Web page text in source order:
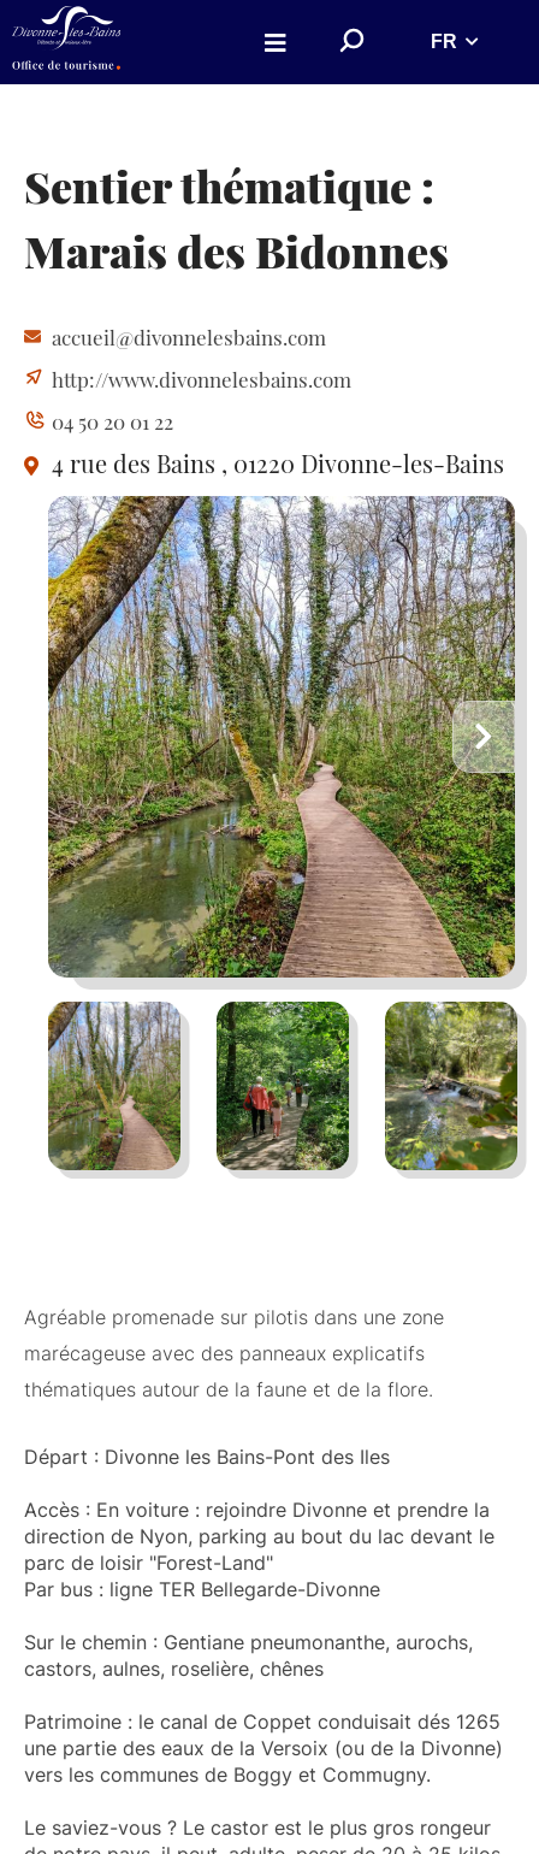
Aller à la recherche
R
e
h
e
s
l
FR
Sentier thématique :
Marais des Bidonnes
accueil@divonnelesbains.com
http://www.divonnelesbains.com
04 50 20 01 22
4 rue des Bains , 01220 Divonne-les-Bains
Agréable promenade sur pilotis dans une zone
marécageuse avec des panneaux explicatifs
thématiques autour de la faune et de la flore.
Départ : Divonne les Bains-Pont des Iles
Accès : En voiture : rejoindre Divonne et prendre la
direction de Nyon, parking au bout du lac devant le
parc de loisir "Forest-Land"
Par bus : ligne TER Bellegarde-Divonne
Sur le chemin : Gentiane pneumonanthe, aurochs,
castors, aulnes, roselière, chênes
Patrimoine : le canal de Coppet conduisait dés 1265
une partie des eaux de la Versoix (ou de la Divonne)
vers les communes de Boggy et Commugny.
Le saviez-vous ? Le castor est le plus gros rongeur